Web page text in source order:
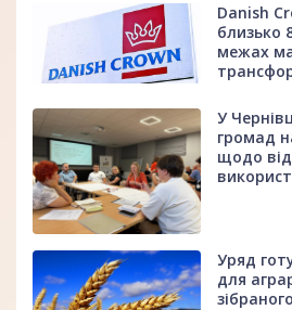
Danish
близько
межах
У
громад
щодо
Уряд
для